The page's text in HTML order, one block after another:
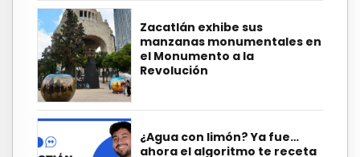
Zacatlán exhibe sus
manzanas monumentales en
el Monumento a la
Revolución
¿Agua con limón? Ya fue…
ahora el algoritmo te receta